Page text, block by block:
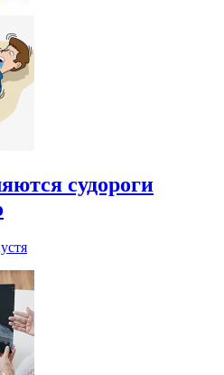
судороги